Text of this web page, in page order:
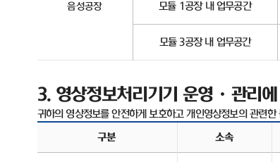
음성공장 모듈 1공장 내 업무공간
모듈3공장 내 업무공간
3. 영상정보처리기기 운영ㆍ관리
귀하의 영상정보를 안전하게 보호하고 개인영상정보의 관련
구분 소속